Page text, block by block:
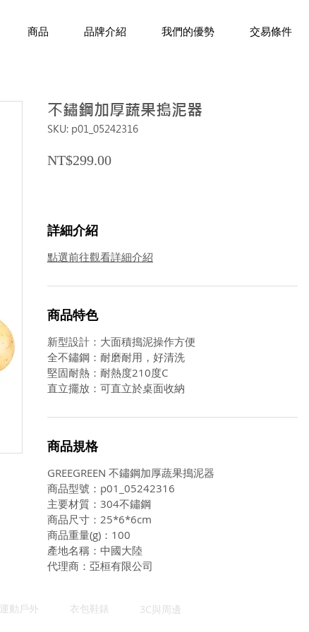
商品 品牌介紹 我們的優勢 交易條件
不鏽鋼加厚蔬果搗泥器
SKU: p01_05242316
NT$299.00Price
詳細介紹
點選前往觀看詳細介紹
商品特色
新型設計：大面積搗泥操作方便
全不鏽鋼：耐磨耐用，好清洗
堅固耐熱：耐熱度210度C
直立擺放：可直立於桌面收納
商品規格
GREEGREEN 不鏽鋼加厚蔬果搗泥器
商品型號：p01_05242316
主要材質：304不鏽鋼
商品尺寸：25*6*6cm
商品重量(g)：100
產地名稱：中國大陸
代理商：亞桓有限公司
運動戶外 衣包鞋錶 3C與周邊